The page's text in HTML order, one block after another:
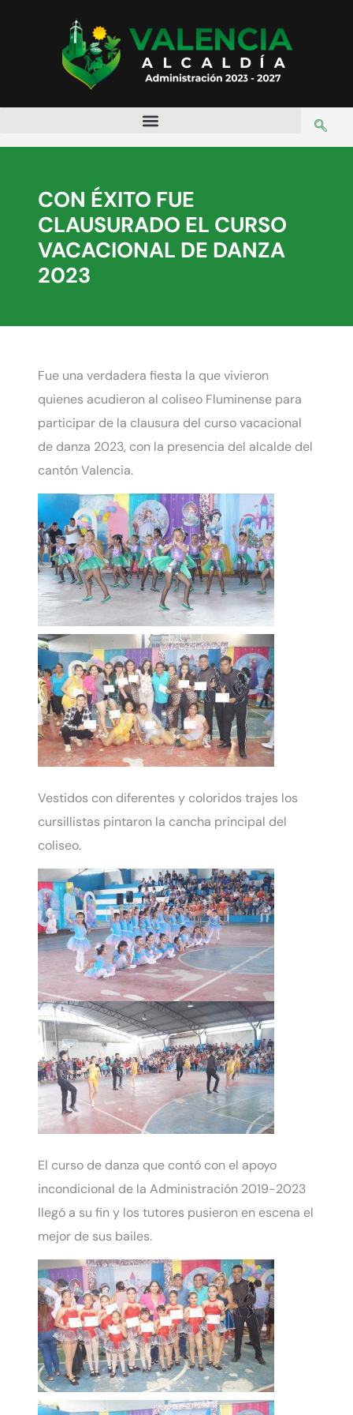
CON ÉXITO FUE
CLAUSURADO EL CURSO
VACACIONAL DE DANZA
2023
Fue una verdadera fiesta la que vivieron
quienes acudieron al coliseo Fluminense para
participar de la clausura del curso vacacional
de danza 2023, con la presencia del alcalde del
cantón Valencia.
Vestidos con diferentes y coloridos trajes los
cursillistas pintaron la cancha principal del
coliseo.
El curso de danza que contó con el apoyo
incondicional de la Administración 2019-2023
llegó a su fin y los tutores pusieron en escena el
mejor de sus bailes.